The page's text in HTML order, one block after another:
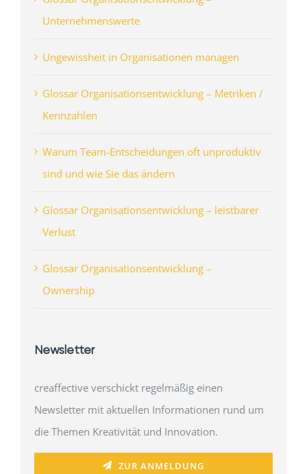
Unternehmenswerte
Ungewissheit in Organisationen managen
Glossar Organisationsentwicklung – Metriken /
Kennzahlen
Warum Team-Entscheidungen oft unproduktiv
sind und wie Sie das ändern
Glossar Organisationsentwicklung – leistbarer
Verlust
Glossar Organisationsentwicklung –
Ownership
Newsletter
creaffective verschickt regelmäßig einen
Newsletter mit aktuellen Informationen rund um
die Themen Kreativität und Innovation.
ZUR ANMELDUNG